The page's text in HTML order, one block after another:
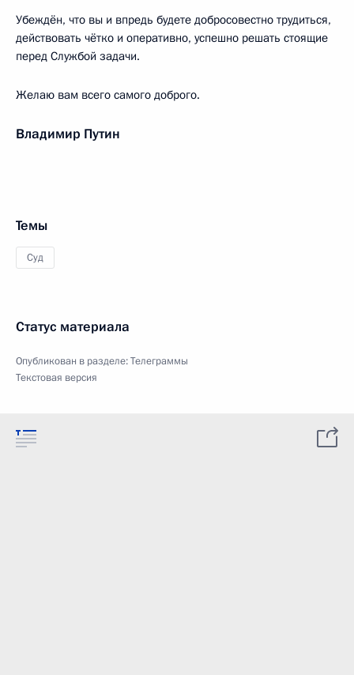
Убеждён, что вы и впредь будете добросовестно трудиться,
действовать чётко и оперативно, успешно решать стоящие
перед Службой задачи.
Желаю вам всего самого доброго.
Владимир Путин
Темы
Суд
Статус материала
Опубликован в разделе:Телеграммы
Текстовая версия